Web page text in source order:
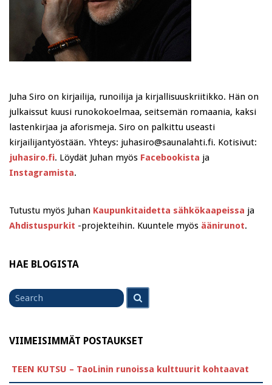
Juha Siro on kirjailija, runoilija ja kirjallisuuskriitikko. Hän on
julkaissut kuusi runokokoelmaa, seitsemän romaania, kaksi
lastenkirjaa ja aforismeja. Siro on palkittu useasti
kirjailijantyöstään. Yhteys: juhasiro@saunalahti.fi. Kotisivut:
juhasiro.fi. Löydät Juhan myös Facebookista ja
Instagramista.
Tutustu myös Juhan Kaupunkitaidetta sähkökaapeissa ja
Ahdistuspurkit -projekteihin. Kuuntele myös äänirunot.
HAE BLOGISTA
Search
for
VIIMEISIMMÄT POSTAUKSET
TEEN KUTSU – TaoLinin runoissa kulttuurit kohtaavat